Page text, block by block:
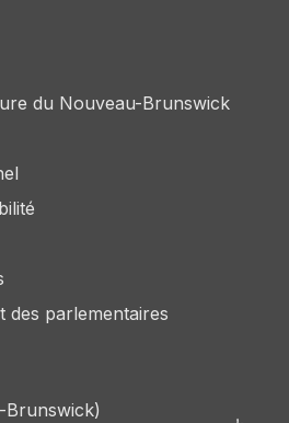
du Nouveau-Brunswick
des parlementaires
Brunswick)